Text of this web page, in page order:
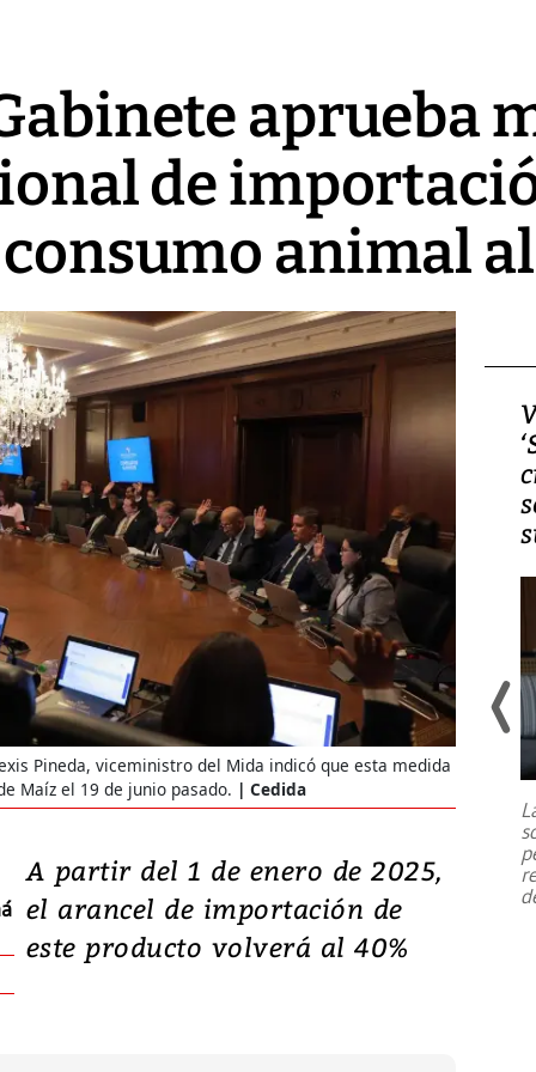
aprueba
de
animal
Pineda, viceministro del Mida indicó que esta medida
Maíz el 19 de junio pasado.
Cedida
A partir del 1 de enero de 2025,
el arancel de importación de
este producto volverá al 40%
Video, Japón: Terremoto
deja heridos y graves
daños en Kumamoto
Un fuerte terremoto de magnitud
7,1 se registró este martes 28 de
julio en la prefectura de Kumamoto,
al sur de Japón, provocando una